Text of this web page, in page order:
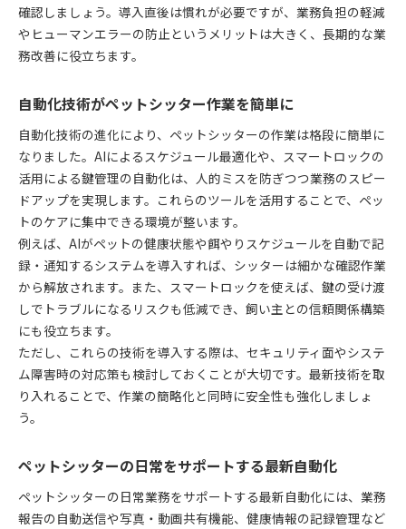
未来志向のペットシッター自動化活用戦略
煩雑さ解消に役立つ自動化の実践ポイント
ペットシッター業務の煩雑さを自動化で解消
ペットシッター自動化の現場での活用ポイント
業務効率を高めるペットシッター自動化の秘訣
ペットシッターが押さえるべき自動化実践法
ペットシッターの安心感を高める自動化導入法
ペットシッターが安心感を得る自動化導入術
自動化技術でペットシッターの不安を払拭しよう
安心感を高めるペットシッター自動化活用事例
ペットシッターに最適な自動化導入のポイント
自動化でペットシッターと依頼主の安心を両立
確認しましょう。導入直後は慣れが必要ですが、業務負担の軽減
やヒューマンエラーの防止というメリットは大きく、長期的な業
務改善に役立ちます。
自動化技術がペットシッター作業を簡単に
自動化技術の進化により、ペットシッターの作業は格段に簡単に
なりました。AIによるスケジュール最適化や、スマートロックの
活用による鍵管理の自動化は、人的ミスを防ぎつつ業務のスピー
ドアップを実現します。これらのツールを活用することで、ペッ
トのケアに集中できる環境が整います。
例えば、AIがペットの健康状態や餌やりスケジュールを自動で記
録・通知するシステムを導入すれば、シッターは細かな確認作業
から解放されます。また、スマートロックを使えば、鍵の受け渡
しでトラブルになるリスクも低減でき、飼い主との信頼関係構築
にも役立ちます。
ただし、これらの技術を導入する際は、セキュリティ面やシステ
ム障害時の対応策も検討しておくことが大切です。最新技術を取
り入れることで、作業の簡略化と同時に安全性も強化しましょ
う。
ペットシッターの日常をサポートする最新自動化
ペットシッターの日常業務をサポートする最新自動化には、業務
報告の自動送信や写真・動画共有機能、健康情報の記録管理など